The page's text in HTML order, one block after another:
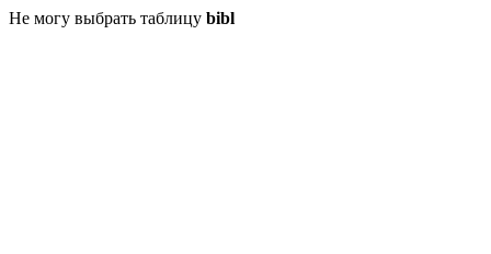
Не могу выбрать таблицу bibl